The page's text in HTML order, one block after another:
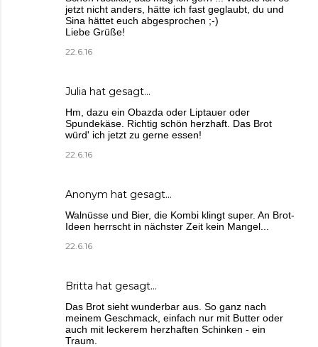
jetzt nicht anders, hätte ich fast geglaubt, du und
Sina hättet euch abgesprochen ;-)
Liebe Grüße!
22.6.16
Julia hat gesagt…
Hm, dazu ein Obazda oder Liptauer oder
Spundekäse. Richtig schön herzhaft. Das Brot
würd' ich jetzt zu gerne essen!
22.6.16
Anonym hat gesagt…
Walnüsse und Bier, die Kombi klingt super. An Brot-
Ideen herrscht in nächster Zeit kein Mangel...
22.6.16
Britta hat gesagt…
Das Brot sieht wunderbar aus. So ganz nach
meinem Geschmack, einfach nur mit Butter oder
auch mit leckerem herzhaften Schinken - ein
Traum.